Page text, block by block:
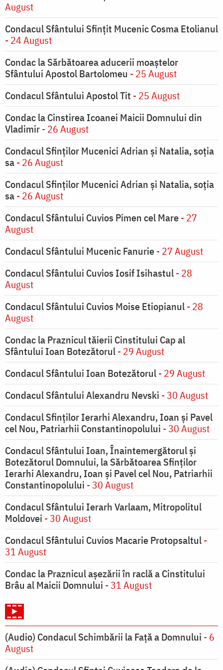
August
Condacul Sfântului Sfinţit Mucenic Cosma Etolianul
- 24 August
Condac la Sărbătoarea aducerii moaştelor
Sfântului Apostol Bartolomeu - 25 August
Condacul Sfântului Apostol Tit - 25 August
Condac la Cinstirea Icoanei Maicii Domnului din
Vladimir- 26 August
Condacul Sfinţilor Mucenici Adrian şi Natalia, soţia
sa- 26 August
Condacul Sfinţilor Mucenici Adrian şi Natalia, soţia
sa- 26 August
Condacul Sfântului Cuvios Pimen cel Mare- 27
August
Condacul Sfântului Mucenic Fanurie- 27 August
Condacul Sfântului Cuvios Iosif Isihastul- 28
August
Condacul Sfântului Cuvios Moise Etiopianul- 28
August
Condac la Praznicul tăierii Cinstitului Cap al
Sfântului Ioan Botezătorul- 29 August
Condacul Sfântului Ioan Botezătorul- 29 August
Condacul Sfântului Alexandru Nevski - 30 August
Condacul Sfinţilor Ierarhi Alexandru, Ioan şi Pavel
cel Nou, Patriarhii Constantinopolului - 30 August
Condacul Sfântului Ioan, Înaintemergătorul şi
Botezătorul Domnului, la Sărbătoarea Sfinţilor
Ierarhi Alexandru, Ioan şi Pavel cel Nou, Patriarhii
Constantinopolului - 30 August
Condacul Sfântului Ierarh Varlaam, Mitropolitul
Moldovei - 30 August
Condacul Sfântului Cuvios Macarie Protopsaltul-
31 August
Condac la Praznicul aşezării în raclă a Cinstitului
Brâu al Maicii Domnului - 31 August
(Audio) Condacul Schimbării la Față a Domnului - 6
August